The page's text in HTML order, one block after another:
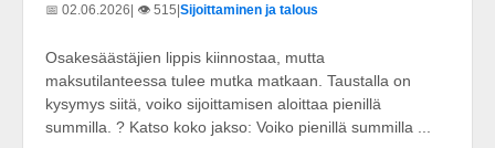
📅 02.06.2026| 👁️ 515|Sijoittaminen ja talous
Osakesäästäjien lippis kiinnostaa, mutta
maksutilanteessa tulee mutka matkaan. Taustalla on
kysymys siitä, voiko sijoittamisen aloittaa pienillä
summilla. ? Katso koko jakso: Voiko pienillä summilla ...